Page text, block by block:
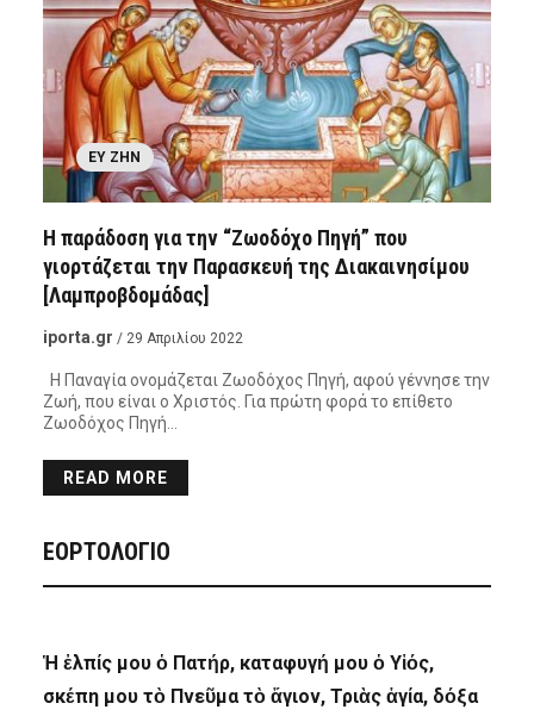
ΕΥ ΖΗΝ
Η παράδοση για την “Ζωοδόχο Πηγή” που
γιορτάζεται την Παρασκευή της Διακαινησίμου
[Λαμπροβδομάδας]
iporta.gr / 29 Απριλίου 2022
Η Παναγία ονομάζεται Ζωοδόχος Πηγή, αφού γέννησε την
Ζωή, που είναι ο Χριστός. Για πρώτη φορά το επίθετο
Ζωοδόχος Πηγή…
READ MORE
ΕΟΡΤΟΛΟΓΙΟ
Ἡ ἐλπίς μου ὁ Πατήρ, καταφυγή μου ὁ Υἱός,
σκέπη μου τὸ Πνεῦμα τὸ ἅγιον, Τριὰς ἁγία, δόξα